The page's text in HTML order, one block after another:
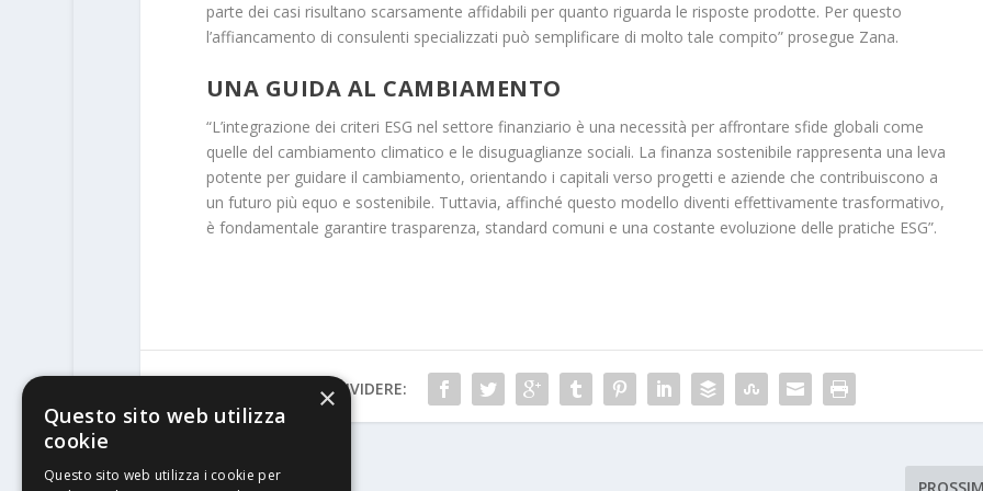
parte dei casi risultano scarsamente affidabili per quanto riguarda le risposte prodotte. Per questo
l’affiancamento di consulenti specializzati può semplificare di molto tale compito” prosegue Zana.
UNA GUIDA AL CAMBIAMENTO
“L’integrazione dei criteri ESG nel settore finanziario è una necessità per affrontare sfide globali come
quelle del cambiamento climatico e le disuguaglianze sociali. La finanza sostenibile rappresenta una leva
potente per guidare il cambiamento, orientando i capitali verso progetti e aziende che contribuiscono a
un futuro più equo e sostenibile. Tuttavia, affinché questo modello diventi effettivamente trasformativo,
è fondamentale garantire trasparenza, standard comuni e una costante evoluzione delle pratiche ESG”.
CONDIVIDERE:
×
Questo sito web utilizza
cookie
Questo sito web utilizza i cookie per